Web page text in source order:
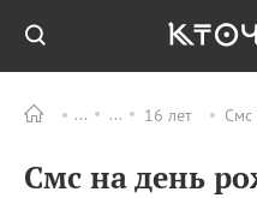
16 лет Смс
Смс на день